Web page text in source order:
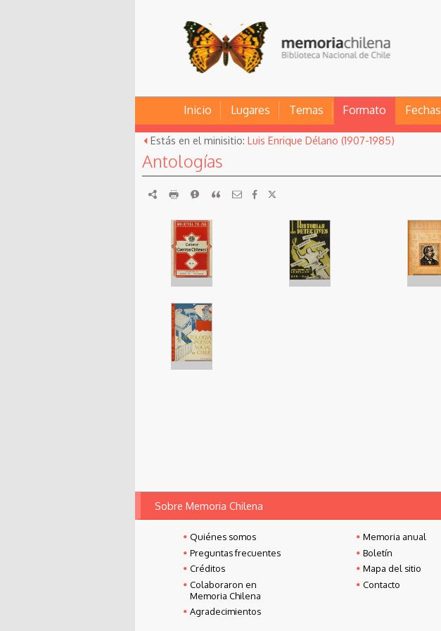
Inicio Lugares Temas Formato Fechas
Estás en el minisitio: Luis Enrique Délano (1907-1985)
Antologías
RDF imprimirReportarCitar
Portada de
cuentos chilenos,
1932
Sobre Memoria Chilena
Quiénes somos
Preguntas frecuentes
Créditos
Colaboraron en
Memoria Chilena
Agradecimientos
Memoria anual
Boletín
Mapa del sitio
Contacto